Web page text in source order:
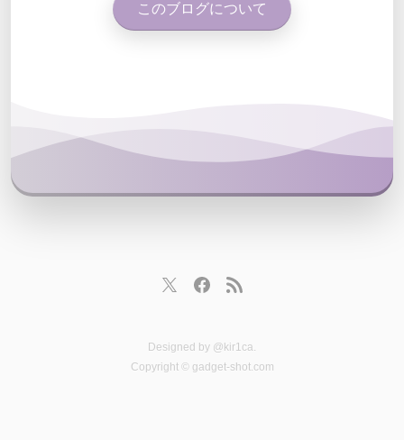
このブログについて
Designed by @kir1ca.
Copyright © gadget-shot.com